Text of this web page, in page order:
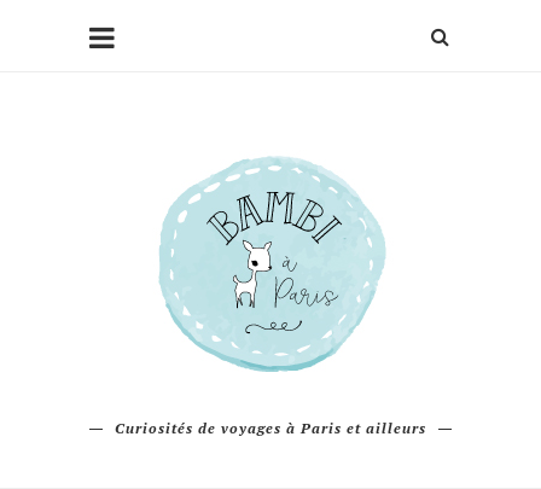
Curiosités de voyages à Paris et ailleurs